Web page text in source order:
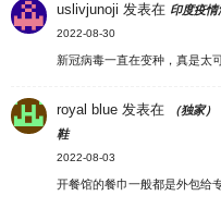
uslivjunoji 发表在 印度疫
2022-08-30
新冠病毒一直在变种，真是太
royal blue 发表在
（独家
鞋
2022-08-03
开餐馆的餐巾一般都是外包给